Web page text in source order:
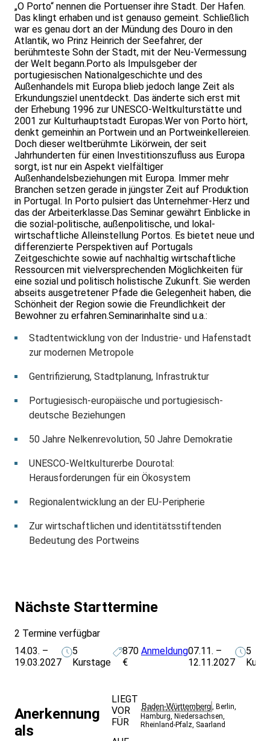
„O Porto“ nennen die Portuenser ihre Stadt. Der Hafen.
Das klingt erhaben und ist genauso gemeint. Schließlich
war es genau dort an der Mündung des Douro in den
Atlantik, wo Prinz Heinrich der Seefahrer, der
berühmteste Sohn der Stadt, mit der Neu-Vermessung
der Welt begann.Porto als Impulsgeber der
portugiesischen Nationalgeschichte und des
Außenhandels mit Europa blieb jedoch lange Zeit als
Erkundungsziel unentdeckt. Das änderte sich erst mit
der Erhebung 1996 zur UNESCO-Weltkulturstätte und
2001 zur Kulturhauptstadt Europas.Wer von Porto hört,
denkt gemeinhin an Portwein und an Portweinkellereien.
Doch dieser weltberühmte Likörwein, der seit
Jahrhunderten für einen Investitionszufluss aus Europa
sorgt, ist nur ein Aspekt vielfältiger
Außenhandelsbeziehungen mit Europa. Immer mehr
Branchen setzen gerade in jüngster Zeit auf Produktion
in Portugal. In Porto pulsiert das Unternehmer-Herz und
das der Arbeiterklasse.Das Seminar gewährt Einblicke in
die sozial-politische, außenpolitische, und lokal-
wirtschaftliche Alleinstellung Portos. Es bietet neue und
differenzierte Perspektiven auf Portugals
Zeitgeschichte sowie auf nachhaltig wirtschaftliche
Ressourcen mit vielversprechenden Möglichkeiten für
eine sozial und politisch holistische Zukunft. Sie werden
abseits ausgetretener Pfade die Gelegenheit haben, die
Schönheit der Region sowie die Freundlichkeit der
Bewohner zu erfahren.Seminarinhalte sind u.a.:
Stadtentwicklung von der Industrie- und Hafenstadt
zur modernen Metropole
Gentrifizierung, Stadtplanung, Infrastruktur
Portugiesisch-europäische und portugiesisch-
deutsche Beziehungen
50 Jahre Nelkenrevolution, 50 Jahre Demokratie
UNESCO-Weltkulturerbe Dourotal:
Herausforderungen für ein Ökosystem
Regionalentwicklung an der EU-Peripherie
Zur wirtschaftlichen und identitätsstiftenden
Bedeutung des Portweins
Nächste Starttermine
2 Termine verfügbar
14.03. –
19.03.2027
5
Kurstage
870
€
Anmeldung07.11. –
12.11.2027
5
Anerkennung
als
LIEGT
VOR
FÜR
Baden-Württemberg, Berlin,
Hamburg, Niedersachsen,
Rheinland-Pfalz, Saarland